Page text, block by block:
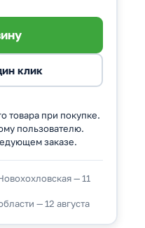
товара при покупке.
пользователю.
заказе.
— 11
— 12 августа